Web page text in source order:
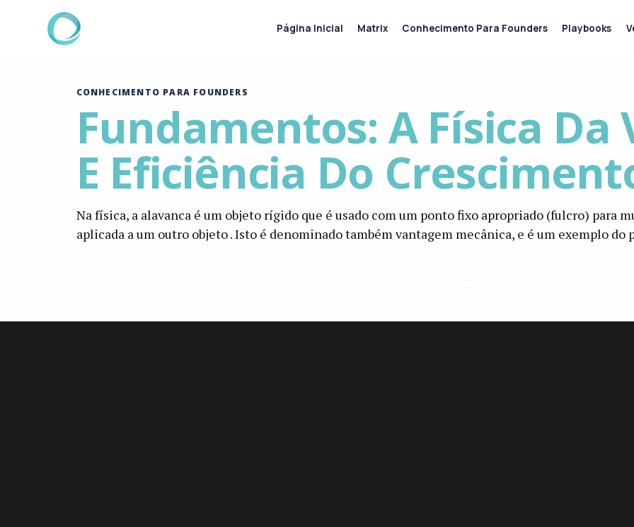
CONHECIMENTO PARA FOUNDERS
Fundamentos: A Física Da
E Eficiência Do
Na física, a alavanca é um objeto rígido que é usado com um ponto fixo apropriado (fulcro) para
aplicada a um outro objeto . Isto é denominado também vantagem mecânica, e é um exemplo
Página Inicial Matrix Conhecimento Para Founders Playbooks